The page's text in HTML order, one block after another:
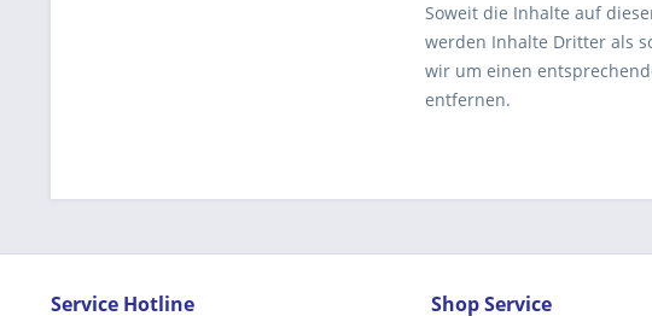
Soweit die Inhalte auf
werden Inhalte Dritter als
wir um einen
entfernen.
Service Hotline Shop Service